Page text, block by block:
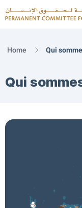
Home Qui
Qui